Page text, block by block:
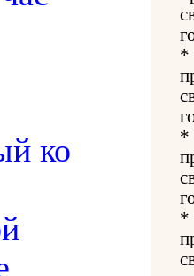
ко
*
*
*